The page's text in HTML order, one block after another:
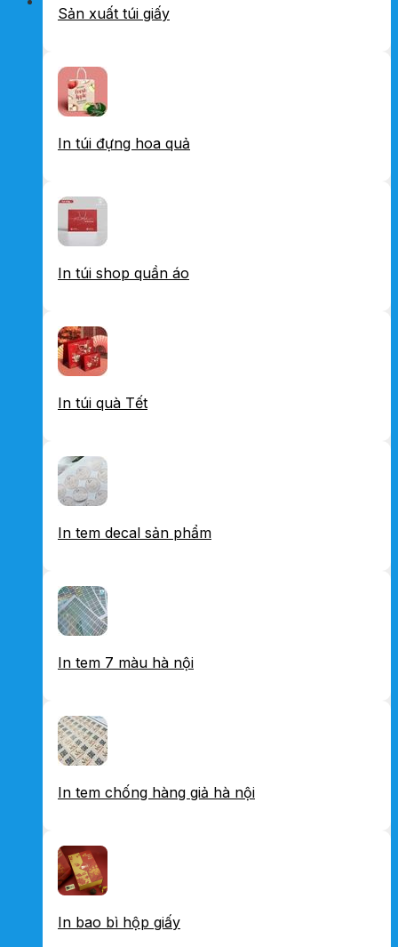
Sản xuất túi giấy
In túi đựng hoa quả
In túi shop quần áo
In túi quà Tết
In tem decal sản phẩm
In tem 7 màu hà nội
In tem chống hàng giả hà nội
In bao bì hộp giấy